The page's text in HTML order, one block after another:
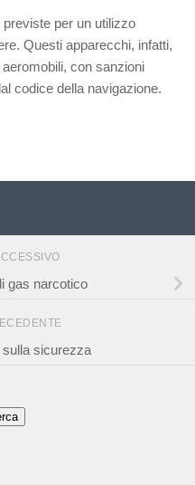
per un utilizzo
Questi apparecchi, infatti,
con sanzioni
codice della navigazione.
gas narcotico
sicurezza